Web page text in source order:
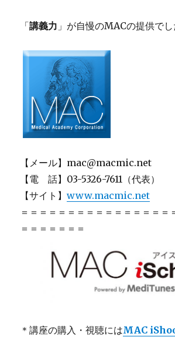
「講義力 」が自慢のMACの提供でし
【メール】mac@macmic.net
【電 話】03-5326-7611（代表）
【サイト】www.macmic.net
＝＝＝＝＝＝＝＝＝＝＝＝＝＝＝＝
＝＝＝＝＝＝＝
＊講座の購入・視聴にはMAC